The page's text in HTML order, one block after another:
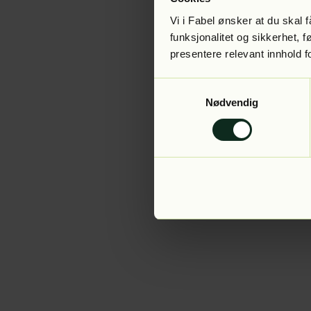
Vi i Fabel ønsker at du skal
funksjonalitet og sikkerhet,
presentere relevant innhold
Nødvendig
Application